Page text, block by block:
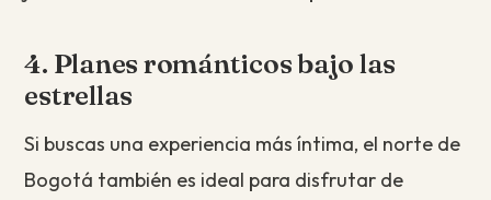
4. Planes románticos bajo las
estrellas
Si buscas una experiencia más íntima, el norte de
Bogotá también es ideal para disfrutar de